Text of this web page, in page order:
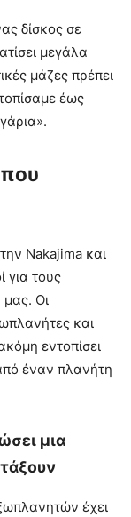
δίσκος σε
μεγάλα
μάζες πρέπει
έως
Nakajima και
για τους
Οι
και
εντοπίσει
έναν πλανήτη
μια
έχει